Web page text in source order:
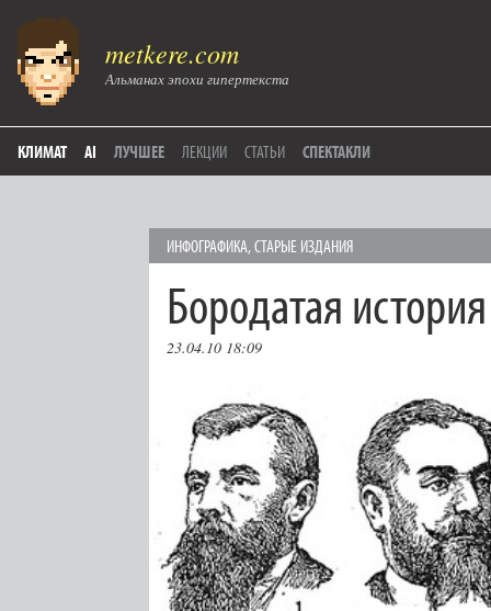
metkere.com
Альманах эпохи гипертекста
КЛИМАТ AI ЛУЧШЕЕ ЛЕКЦИИ СТАТЬИ СПЕКТАКЛИ
ИНФОГРАФИКА,СТАРЫЕ ИЗДАНИЯ
Бородатая история
23.04.10 18:09